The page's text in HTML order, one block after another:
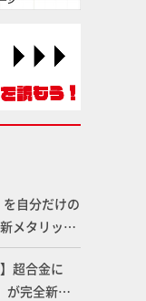
を自分だけの
メタリック
感を増した
み】
超合金に
が完全新規